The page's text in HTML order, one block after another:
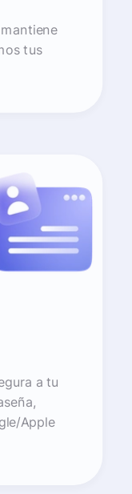
tus
a tu
Apple